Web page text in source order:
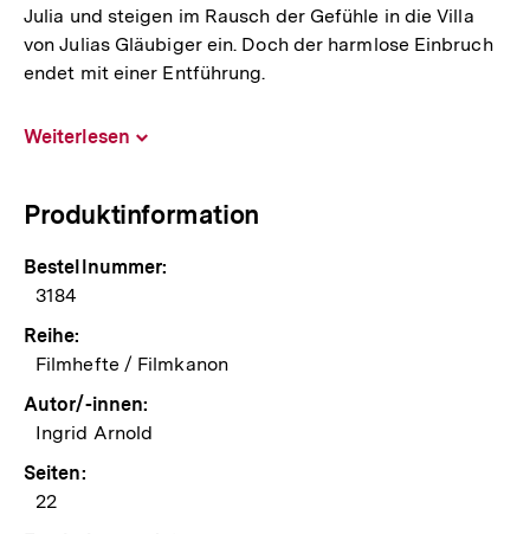
Julia und steigen im Rausch der Gefühle in die Villa
von Julias Gläubiger ein. Doch der harmlose Einbruch
endet mit einer Entführung.
Weiterlesen
Produktinformation
Bestellnummer:
3184
Reihe:
Filmhefte / Filmkanon
Autor/-innen:
Ingrid Arnold
Seiten:
22